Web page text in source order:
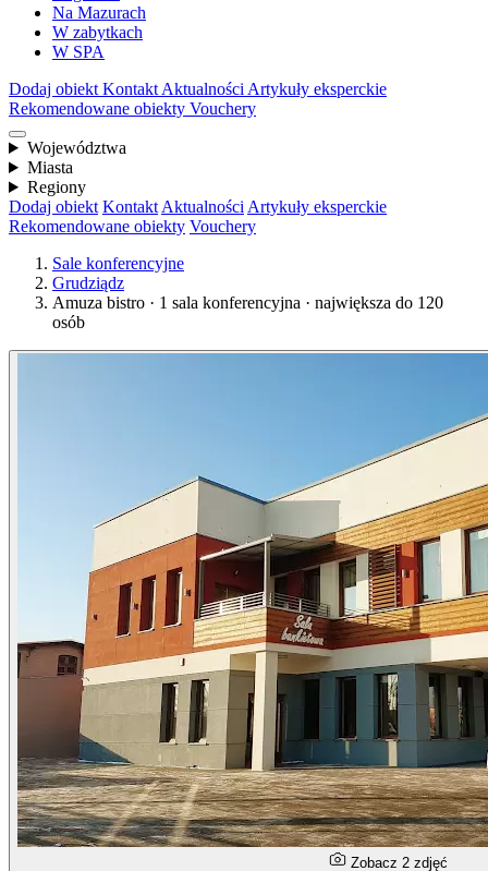
Na Mazurach
W zabytkach
W SPA
Dodaj obiekt Kontakt Aktualności Artykuły eksperckie
Rekomendowane obiekty Vouchery
Województwa
Miasta
Regiony
Dodaj obiekt Kontakt Aktualności Artykuły eksperckie
Rekomendowane obiekty Vouchery
Sale konferencyjne
Grudziądz
Amuza bistro · 1 sala konferencyjna · największa do 120
osób
Zobacz 2 zdjęć